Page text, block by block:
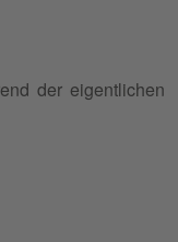
der eigentlichen